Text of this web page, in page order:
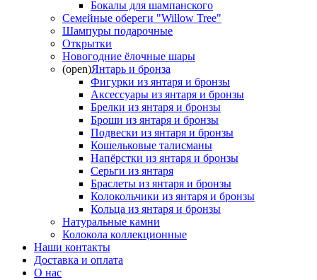
Бокалы для шампанского
Семейные обереги "Willow Tree"
Шампуры подарочные
Открытки
Новогодние ёлочные шары
(open)Янтарь и бронза
Фигурки из янтаря и бронзы
Аксессуары из янтаря и бронзы
Брелки из янтаря и бронзы
Броши из янтаря и бронзы
Подвески из янтаря и бронзы
Кошельковые талисманы
Напёрстки из янтаря и бронзы
Серьги из янтаря
Браслеты из янтаря и бронзы
Колокольчики из янтаря и бронзы
Кольца из янтаря и бронзы
Натуральные камни
Колокола коллекционные
Наши контакты
Доставка и оплата
О нас